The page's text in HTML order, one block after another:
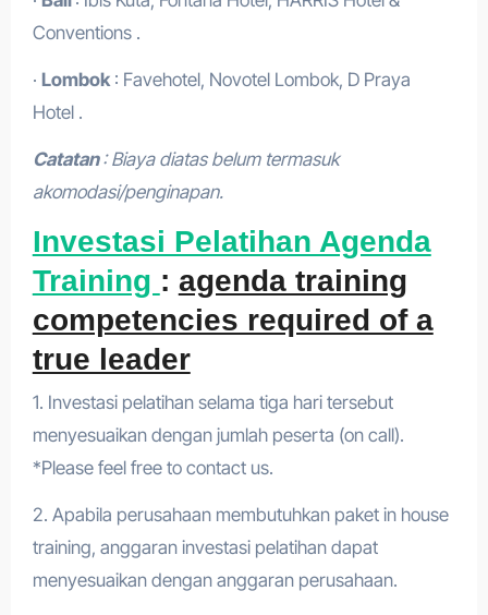
Conventions .
· Lombok: Favehotel, Novotel Lombok, D Praya
Hotel .
Catatan: Biaya diatas belum termasuk
akomodasi/penginapan.
Investasi Pelatihan Agenda
Training : agenda training
competencies required of a
true leader
1. Investasi pelatihan selama tiga hari tersebut
menyesuaikan dengan jumlah peserta (on call).
*Please feel free to contact us.
2. Apabila perusahaan membutuhkan paket in house
training, anggaran investasi pelatihan dapat
menyesuaikan dengan anggaran perusahaan.